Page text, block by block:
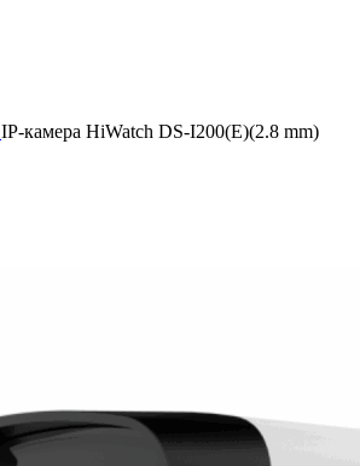
IP-камера HiWatch DS-I200(E)(2.8 mm)